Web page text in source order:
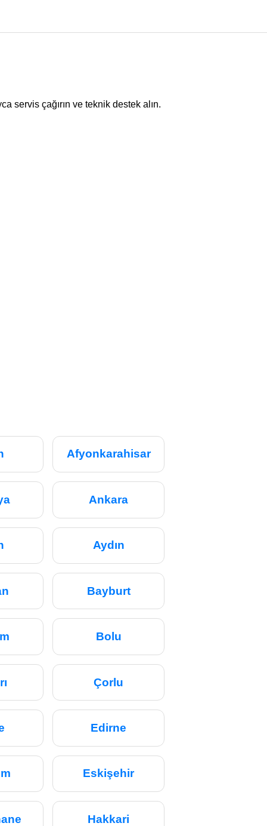
servis çağırın ve teknik destek alın.
Afyonkarahisar
Ankara
Aydın
Bayburt
Bolu
Çorlu
Edirne
Eskişehir
Hakkari